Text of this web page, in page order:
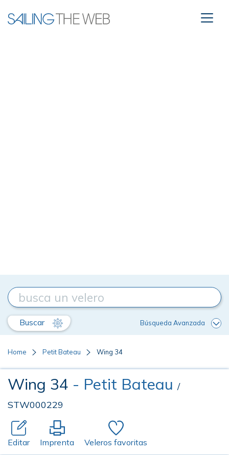
Buscar Búsqueda Avanzada
Home Petit Bateau Wing 34
Wing 34 - Petit Bateau /
STW000229
Editar Imprenta Veleros favoritas